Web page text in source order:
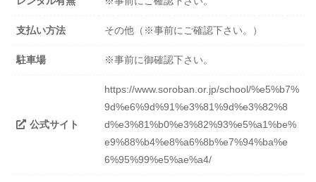
支払い方法 その他（※事前にご確認下さい。）
駐車場 ※事前に御確認下さい。
公式サイト
https://www.soroban.or.jp/school/%e5%b7%
9d%e6%9d%91%e3%81%9d%e3%82%8
d%e3%81%b0%e3%82%93%e5%a1%be%
e9%88%b4%e8%a6%8b%e7%94%ba%e
6%95%99%e5%ae%a4/